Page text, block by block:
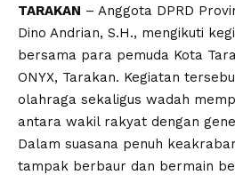
TARAKAN – Anggota DPRD
Dino Andrian, S.H., mengikuti
bersama para pemuda Kota
ONYX, Tarakan. Kegiatan
olahraga sekaligus wadah
antara wakil rakyat dengan
Dalam suasana penuh
tampak berbaur dan bermain